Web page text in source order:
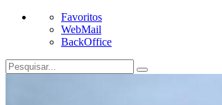
Favoritos
WebMail
BackOffice